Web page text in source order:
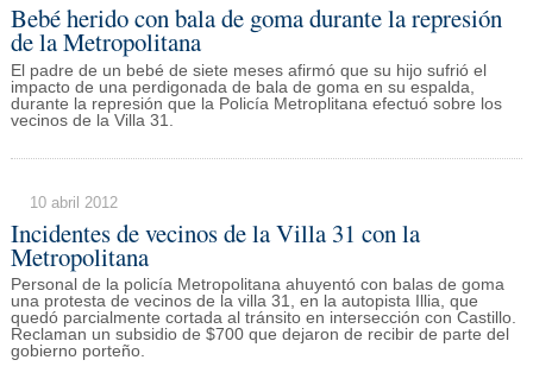
Bebé herido con bala de goma durante la represión
de la Metropolitana
El padre de un bebé de siete meses afirmó que su hijo sufrió el
impacto de una perdigonada de bala de goma en su espalda,
durante la represión que la Policía Metroplitana efectuó sobre los
vecinos de la Villa 31.
10 abril 2012
Incidentes de vecinos de la Villa 31 con la
Metropolitana
Personal de la policía Metropolitana ahuyentó con balas de goma
una protesta de vecinos de la villa 31, en la autopista Illia, que
quedó parcialmente cortada al tránsito en intersección con Castillo.
Reclaman un subsidio de $700 que dejaron de recibir de parte del
gobierno porteño.